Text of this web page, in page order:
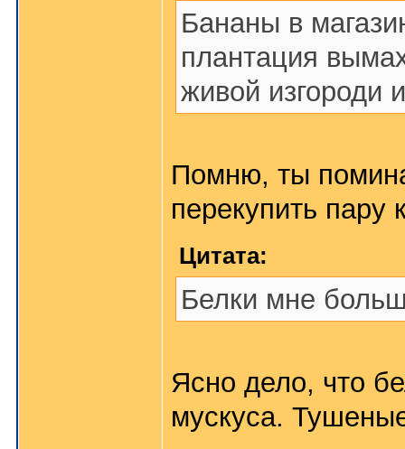
Бананы в
плантация
живой изгороди
Помню, ты
перекупить пару
Цитата:
Белки мне
Ясно дело, что
мускуса.